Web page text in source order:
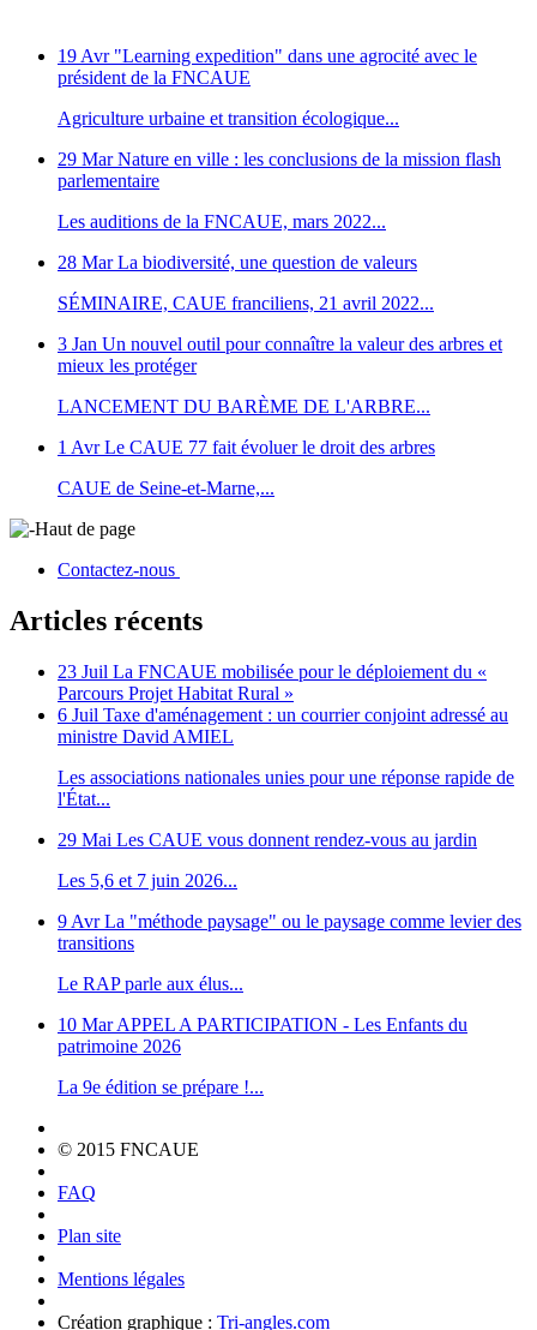
19 Avr "Learning expedition" dans une agrocité avec le
président de la FNCAUE
Agriculture urbaine et transition écologique...
29 Mar Nature en ville : les conclusions de la mission flash
parlementaire
Les auditions de la FNCAUE, mars 2022...
28 Mar La biodiversité, une question de valeurs
SÉMINAIRE, CAUE franciliens, 21 avril 2022...
3 Jan Un nouvel outil pour connaître la valeur des arbres et
mieux les protéger
LANCEMENT DU BARÈME DE L'ARBRE...
1 Avr Le CAUE 77 fait évoluer le droit des arbres
CAUE de Seine-et-Marne,...
Haut de page
Contactez-nous
Articles récents
23 Juil La FNCAUE mobilisée pour le déploiement du «
Parcours Projet Habitat Rural »
6 Juil Taxe d'aménagement : un courrier conjoint adressé au
ministre David AMIEL
Les associations nationales unies pour une réponse rapide de
l'État...
29 Mai Les CAUE vous donnent rendez-vous au jardin
Les 5,6 et 7 juin 2026...
9 Avr La "méthode paysage" ou le paysage comme levier des
transitions
Le RAP parle aux élus...
10 Mar APPEL A PARTICIPATION - Les Enfants du
patrimoine 2026
La 9e édition se prépare !...
© 2015 FNCAUE
FAQ
Plan site
Mentions légales
Création graphique : Tri-angles.com